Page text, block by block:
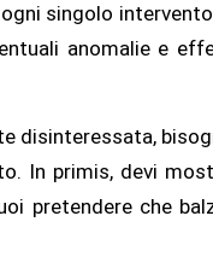
singolo
anomalie e
In primis, devi
pretendere che